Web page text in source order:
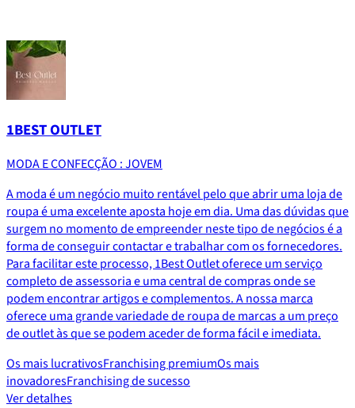
1BEST OUTLET
MODA E CONFECÇÃO : JOVEM
A moda é um negócio muito rentável pelo que abrir uma loja de
roupa é uma excelente aposta hoje em dia. Uma das dúvidas que
surgem no momento de empreender neste tipo de negócios é a
forma de conseguir contactar e trabalhar com os fornecedores.
Para facilitar este processo, 1Best Outlet oferece um serviço
completo de assessoria e uma central de compras onde se
podem encontrar artigos e complementos. A nossa marca
oferece uma grande variedade de roupa de marcas a um preço
de outlet às que se podem aceder de forma fácil e imediata.
Os mais lucrativosFranchising premiumOs mais
inovadoresFranchising de sucesso
Ver detalhes